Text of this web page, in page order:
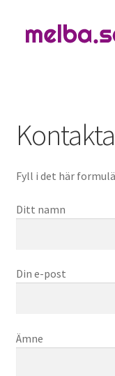
to
to
Fyll i det här
Ditt namn
Din e-post
Ämne